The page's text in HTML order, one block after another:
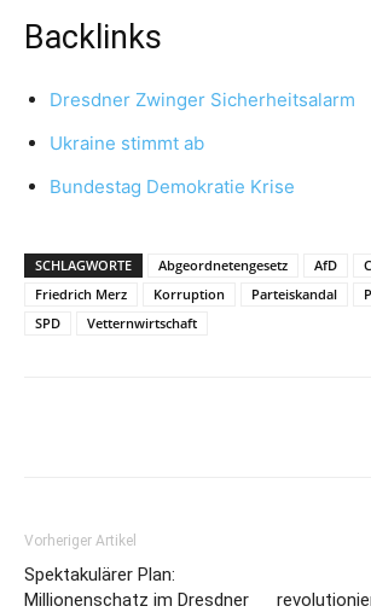
Backlinks
Dresdner Zwinger Sicherheitsalarm
Ukraine stimmt ab
Bundestag Demokratie Krise
SCHLAGWORTE Abgeordnetengesetz AfD
Friedrich Merz
Korruption Parteiskandal
SPD
Vetternwirtschaft
Vorheriger Artikel
Spektakulärer Plan:
Millionenschatz im Dresdner